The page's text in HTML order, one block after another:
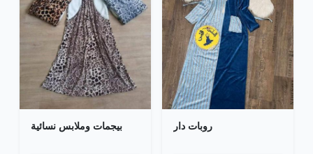
بيجمات وملابس نسائية روبات دار